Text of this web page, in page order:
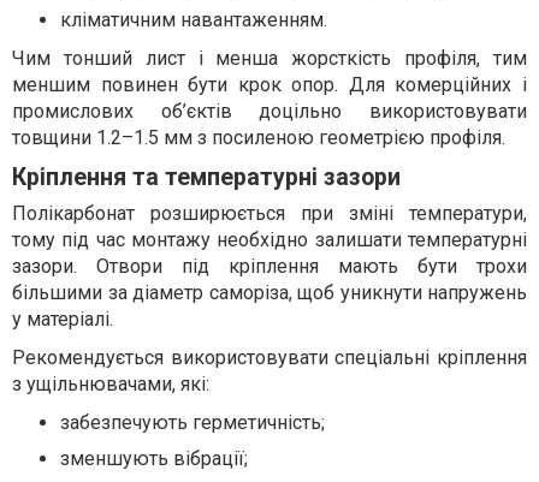
кліматичним навантаженням.
Чим тонший лист і менша жорсткість профіля, тим
меншим повинен бути крок опор. Для комерційних і
промислових об’єктів доцільно використовувати
товщини 1.2–1.5 мм з посиленою геометрією профіля.
Кріплення та температурні зазори
Полікарбонат розширюється при зміні температури,
тому під час монтажу необхідно залишати температурні
зазори. Отвори під кріплення мають бути трохи
більшими за діаметр саморіза, щоб уникнути напружень
у матеріалі.
Рекомендується використовувати спеціальні кріплення
з ущільнювачами, які:
забезпечують герметичність;
зменшують вібрації;